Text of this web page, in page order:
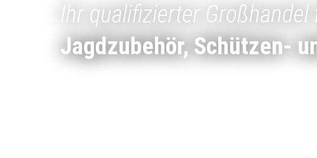
Ihr qualifizierter Großhandel
Jagdzubehör, Schützen-